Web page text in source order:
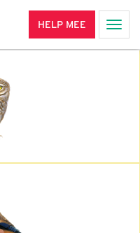
HELP MEE